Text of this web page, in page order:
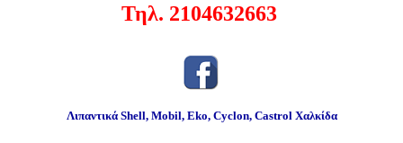
Τηλ. 2104632663
Λιπαντικά Shell, Mobil, Eko, Cyclon, Castrol Χαλκίδα